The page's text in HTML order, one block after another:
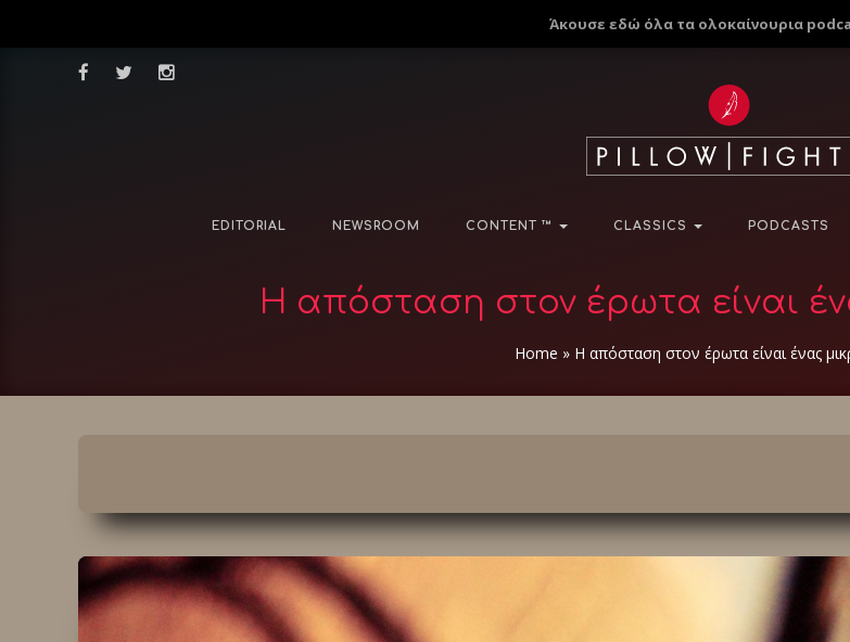
Άκουσε εδώ όλα τα ολοκαίνουρια
EDITORIAL NEWSROOM CONTENT ™ CLASSICS PODCASTS
Η απόσταση στον έρωτα είναι
Home » Η απόσταση στον έρωτα είναι ένας